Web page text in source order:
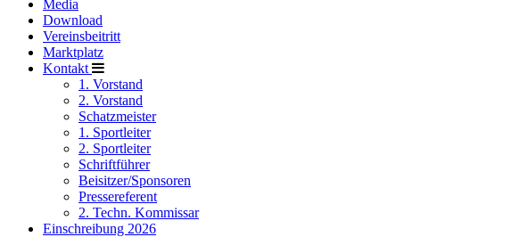
Media
Download
Vereinsbeitritt
Marktplatz
Kontakt
1. Vorstand
2. Vorstand
Schatzmeister
1. Sportleiter
2. Sportleiter
Schriftführer
Beisitzer/Sponsoren
Pressereferent
2. Techn. Kommissar
Einschreibung 2026